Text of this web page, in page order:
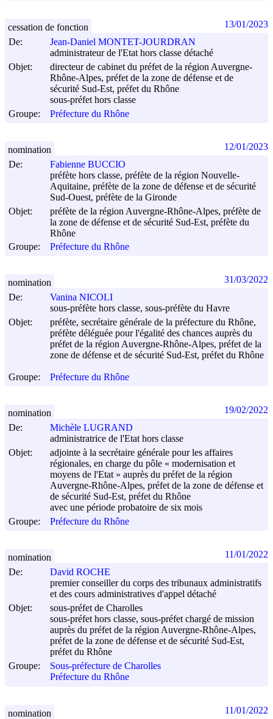
De:
Jean-Daniel MONTET-JOURDRAN
administrateur de l'Etat hors classe détaché
Objet:
directeur de cabinet du préfet de la région Auvergne-
Rhône-Alpes, préfet de la zone de défense et de
sécurité Sud-Est, préfet du Rhône
sous-préfet hors classe
Groupe:
Préfecture du Rhône
cessation de fonction 13/01/2023
De:
Fabienne BUCCIO
préfète hors classe, préfète de la région Nouvelle-
Aquitaine, préfète de la zone de défense et de sécurité
Sud-Ouest, préfète de la Gironde
Objet:
préfète de la région Auvergne-Rhône-Alpes, préfète de
la zone de défense et de sécurité Sud-Est, préfète du
Rhône
Groupe:
Préfecture du Rhône
nomination 12/01/2023
De:
Vanina NICOLI
sous-préfète hors classe, sous-préfète du Havre
Objet:
préfète, secrétaire générale de la préfecture du Rhône,
préfète déléguée pour l'égalité des chances auprès du
préfet de la région Auvergne-Rhône-Alpes, préfet de la
zone de défense et de sécurité Sud-Est, préfet du Rhône
Groupe: Préfecture du Rhône
nomination 31/03/2022
De:
Michèle LUGRAND
administratrice de l'Etat hors classe
Objet:
adjointe à la secrétaire générale pour les affaires
régionales, en charge du pôle « modernisation et
moyens de l'Etat » auprès du préfet de la région
Auvergne-Rhône-Alpes, préfet de la zone de défense et
de sécurité Sud-Est, préfet du Rhône
avec une période probatoire de six mois
Groupe:
Préfecture du Rhône
nomination 19/02/2022
De:
David ROCHE
premier conseiller du corps des tribunaux administratifs
et des cours administratives d'appel détaché
Objet:
sous-préfet de Charolles
sous-préfet hors classe, sous-préfet chargé de mission
auprès du préfet de la région Auvergne-Rhône-Alpes,
préfet de la zone de défense et de sécurité Sud-Est,
préfet du Rhône
Groupe:
Sous-préfecture de Charolles
Préfecture du Rhône
nomination 11/01/2022
nomination 11/01/2022